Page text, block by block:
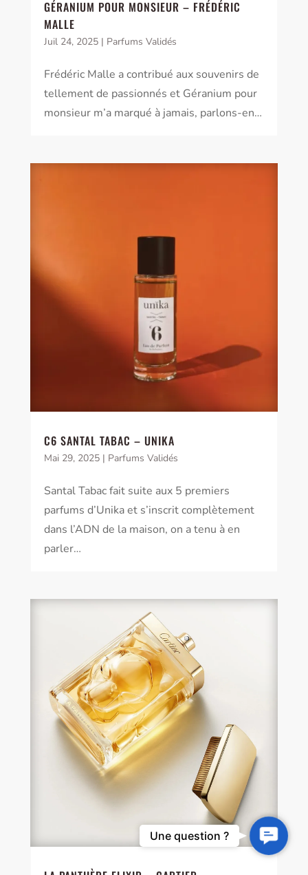
GÉRANIUM POUR MONSIEUR – FRÉDÉRIC
MALLE
Juil 24, 2025| Parfums Validés
Frédéric Malle a contribué aux souvenirs de
tellement de passionnés et Géranium pour
monsieur m’a marqué à jamais, parlons-en…
C6 SANTAL TABAC – UNIKA
Mai 29, 2025| Parfums Validés
Santal Tabac fait suite aux 5 premiers
parfums d’Unika et s’inscrit complètement
dans l’ADN de la maison, on a tenu à en
parler…
Contact
Us
Une question ?